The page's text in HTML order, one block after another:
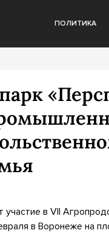
ПОЛИТИКА
участие в VII
в Воронеже на